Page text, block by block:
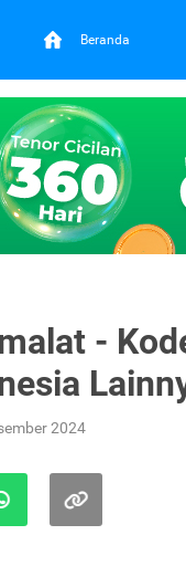
Beranda
-
2024